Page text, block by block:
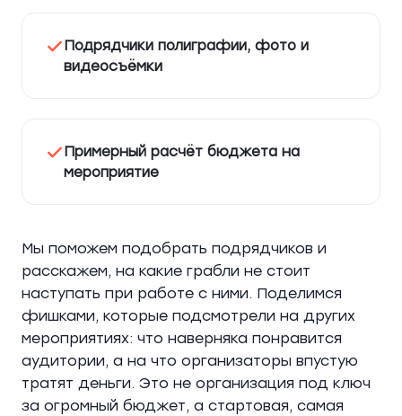
Подрядчики полиграфии, фото и
видеосъёмки
Примерный расчёт бюджета на
мероприятие
Мы поможем подобрать подрядчиков и
расскажем, на какие грабли не стоит
наступать при работе с ними. Поделимся
фишками, которые подсмотрели на других
мероприятиях: что наверняка понравится
аудитории, а на что организаторы впустую
тратят деньги. Это не организация под ключ
за огромный бюджет, а стартовая, самая